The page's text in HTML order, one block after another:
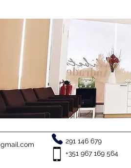
291 146 679
+351 967 169 564